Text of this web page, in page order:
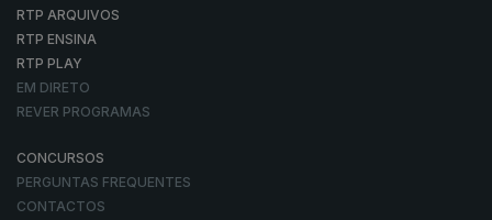
RTP ARQUIVOS
RTP ENSINA
RTP PLAY
EM DIRETO
REVER PROGRAMAS
CONCURSOS
PERGUNTAS FREQUENTES
CONTACTOS